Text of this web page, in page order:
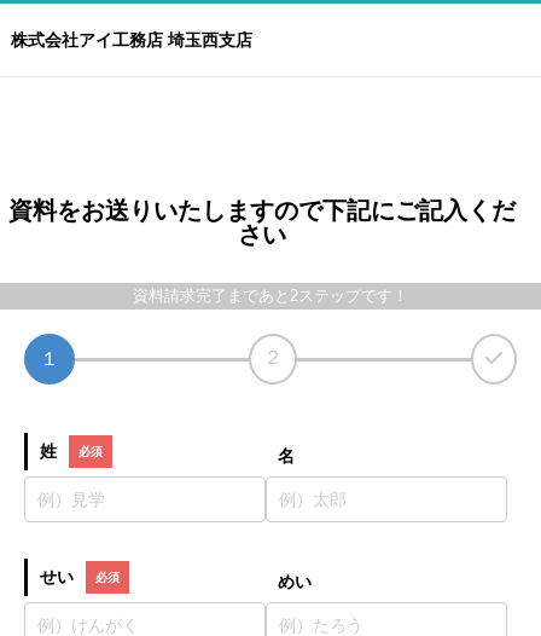
株式会社アイ工務店 埼玉西支店
資料をお送りいたしますので下記にご記入くだ
さい
資料請求完了まであと2ステップです！
１ ２
姓 名
せい めい